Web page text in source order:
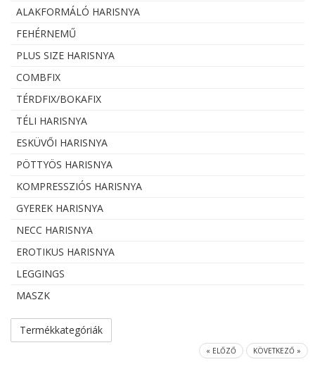
ALAKFORMÁLÓ HARISNYA
FEHÉRNEMŰ
PLUS SIZE HARISNYA
COMBFIX
TÉRDFIX/BOKAFIX
TÉLI HARISNYA
ESKÜVŐI HARISNYA
PÖTTYÖS HARISNYA
KOMPRESSZIÓS HARISNYA
GYEREK HARISNYA
NECC HARISNYA
EROTIKUS HARISNYA
LEGGINGS
MASZK
Termékkategóriák
« ELŐZŐ KÖVETKEZŐ »